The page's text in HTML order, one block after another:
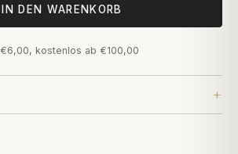
IN DEN WARENKORB
kostenlos ab €100,00